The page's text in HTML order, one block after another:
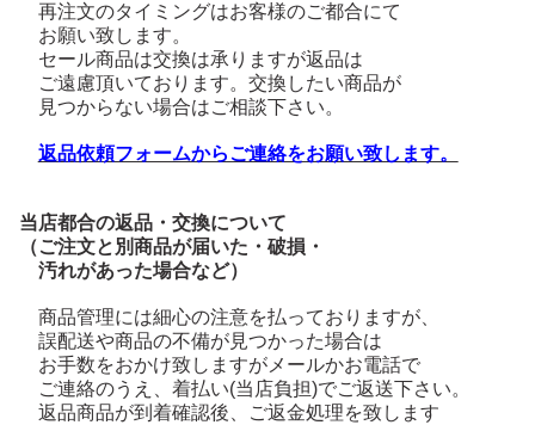
再注文のタイミングはお客様のご都合にて
お願い致します。
セール商品は交換は承りますが返品は
ご遠慮頂いております。 交換したい商品が
見つからない場合はご相談下さい。
返品依頼フォームからご連絡をお願い致します。
当店都合の返品・交換について
（ご注文と別商品が届いた・破損・
汚れがあった場合など）
商品管理には細心の注意を払っておりますが、
誤配送や商品の不備が見つかった場合は
お手数をおかけ致しますがメールかお電話で
ご連絡のうえ、 着払い(当店負担)でご返送下さい。
返品商品が到着確認後、ご返金処理を致します